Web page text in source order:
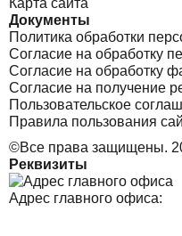
Документы
Политика обработки
Согласие на обработку
Согласие на обработку
Согласие на получение
Пользовательское
Правила пользования
©Все права защищены.
Реквизиты
Адрес главного офиса: